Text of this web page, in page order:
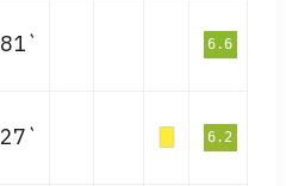
81` 6.6
27` 6.2